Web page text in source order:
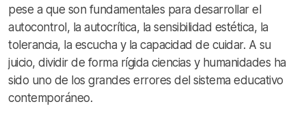
pese a que son fundamentales para desarrollar el
autocontrol, la autocrítica, la sensibilidad estética, la
tolerancia, la escucha y la capacidad de cuidar. A su
juicio, dividir de forma rígida ciencias y humanidades ha
sido uno de los grandes errores del sistema educativo
contemporáneo.